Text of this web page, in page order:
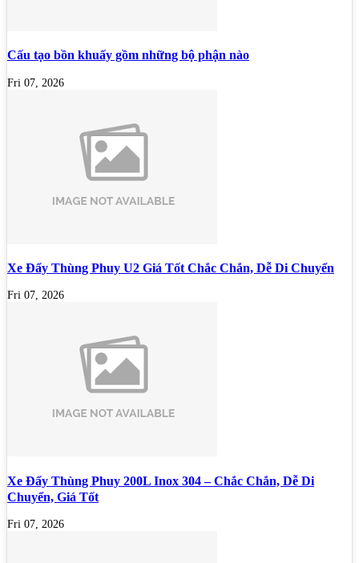
Cấu tạo bồn khuấy gồm những bộ phận nào
Fri 07, 2026
Xe Đẩy Thùng Phuy U2 Giá Tốt Chắc Chắn, Dễ Di Chuyển
Fri 07, 2026
Xe Đẩy Thùng Phuy 200L Inox 304 – Chắc Chắn, Dễ Di
Chuyển, Giá Tốt
Fri 07, 2026